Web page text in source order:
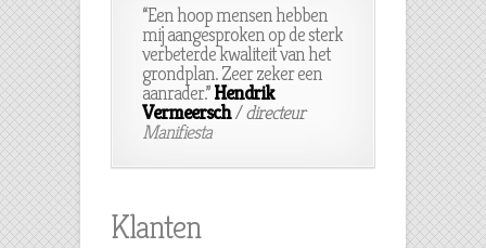
“Een hoop mensen hebben
mij aangesproken op de sterk
verbeterde kwaliteit van het
grondplan. Zeer zeker een
aanrader.”Hendrik
Vermeersch/directeur
Manifiesta
Klanten